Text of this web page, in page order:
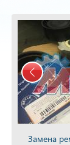
Замена